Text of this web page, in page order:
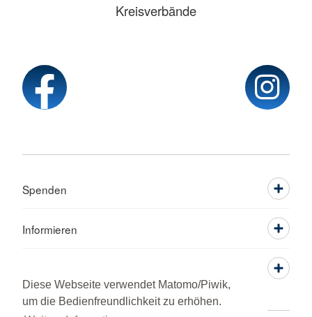
Diese Webseite verwendet Matomo/Piwik,
um die Bedienfreundlichkeit zu erhöhen.
Kreisverbände
Spenden
Informieren